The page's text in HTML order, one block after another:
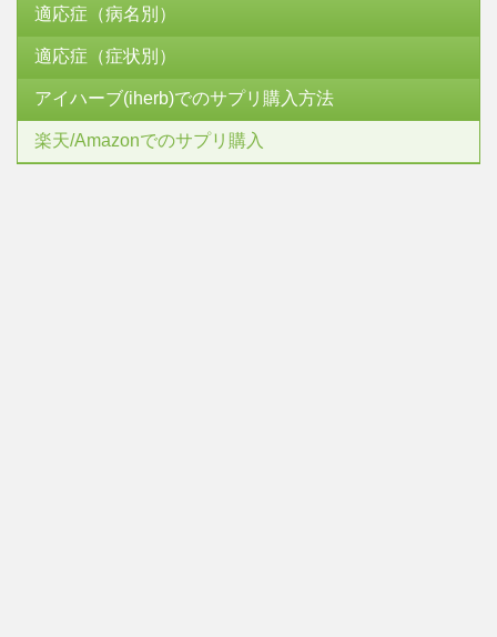
適応症（病名別）
適応症（症状別）
アイハーブ(iherb)でのサプリ購入方法
楽天/Amazonでのサプリ購入